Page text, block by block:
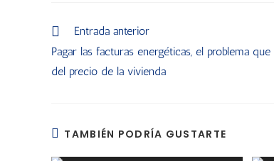
Entrada anterior
Pagar las facturas energéticas, el problema
del precio de la vivienda
TAMBIÉN PODRÍA GUSTARTE